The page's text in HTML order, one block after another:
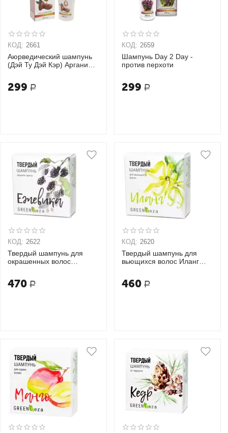
КОД: 2661
Аюрведический шампунь
(Дэй Ту Дэй Кэр) Аргания с
299 Р
КОД: 2659
Шампунь Day 2 Day -
против перхоти
299 Р
КОД: 2622
Твердый шампунь для
окрашенных волос
470 Р
КОД: 2620
Твердый шампунь для
вьющихся волос Иланг
460 Р